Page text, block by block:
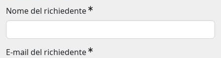
Nome del richiedente
E-mail del richiedente